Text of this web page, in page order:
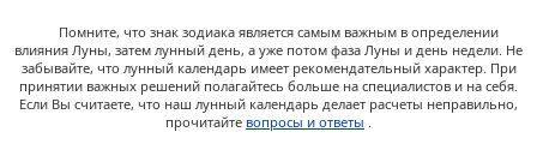
Помните, что знак зодиака является самым важным в определении
влияния Луны, затем лунный день, а уже потом фаза Луны и день недели. Не
забывайте, что лунный календарь имеет рекомендательный характер. При
принятии важных решений полагайтесь больше на специалистов и на себя.
Если Вы считаете, что наш лунный календарь делает расчеты неправильно,
прочитайте вопросы и ответы .